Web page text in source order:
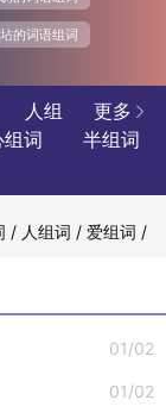
坫的词语组词
更多 
人组
组词
半组词
/ 人组词 /爱组词 /
01/02
01/02